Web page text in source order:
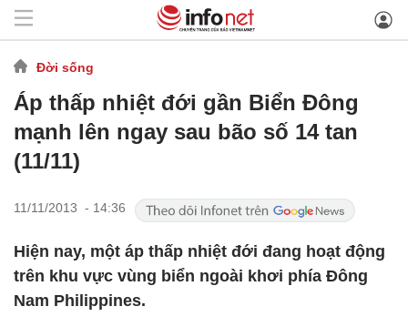
Đời sống
Áp thấp nhiệt đới gần Biển Đông
mạnh lên ngay sau bão số 14 tan
(11/11)
11/11/2013 - 14:36
Hiện nay, một áp thấp nhiệt đới đang hoạt động
trên khu vực vùng biển ngoài khơi phía Đông
Nam Philippines.